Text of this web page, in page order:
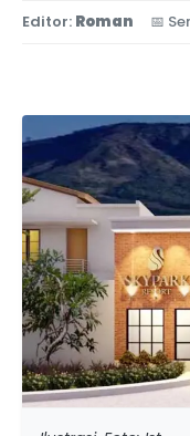
Editor: Roman 📅